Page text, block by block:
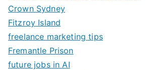
Crown Sydney
Fitzroy Island
freelance marketing tips
Fremantle Prison
future jobs in AI